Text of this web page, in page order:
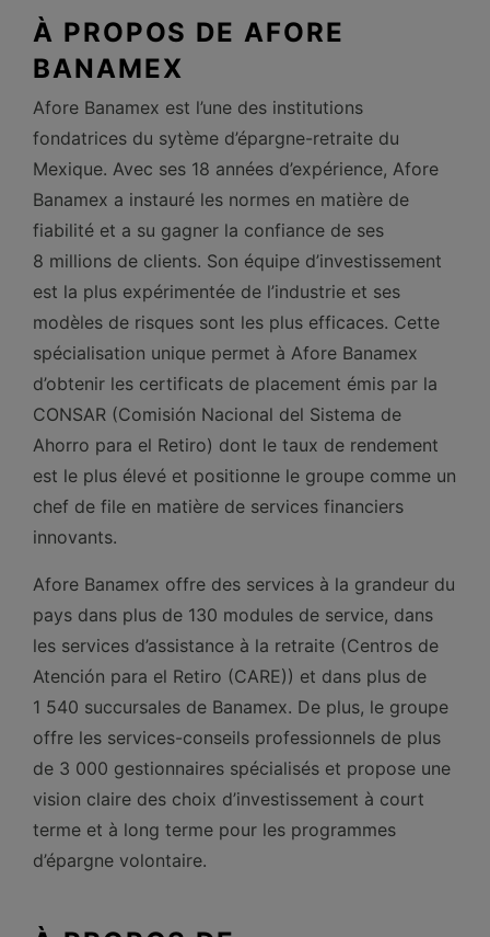
À PROPOS DE AFORE
BANAMEX
Afore Banamex est l’une des institutions
fondatrices du sytème d’épargne-retraite du
Mexique. Avec ses 18 années d’expérience, Afore
Banamex a instauré les normes en matière de
fiabilité et a su gagner la confiance de ses
8 millions de clients. Son équipe d’investissement
est la plus expérimentée de l’industrie et ses
modèles de risques sont les plus efficaces. Cette
spécialisation unique permet à Afore Banamex
d’obtenir les certificats de placement émis par la
CONSAR (Comisión Nacional del Sistema de
Ahorro para el Retiro) dont le taux de rendement
est le plus élevé et positionne le groupe comme un
chef de file en matière de services financiers
innovants.
Afore Banamex offre des services à la grandeur du
pays dans plus de 130 modules de service, dans
les services d’assistance à la retraite (Centros de
Atención para el Retiro (CARE)) et dans plus de
1 540 succursales de Banamex. De plus, le groupe
offre les services-conseils professionnels de plus
de 3 000 gestionnaires spécialisés et propose une
vision claire des choix d’investissement à court
terme et à long terme pour les programmes
d’épargne volontaire.